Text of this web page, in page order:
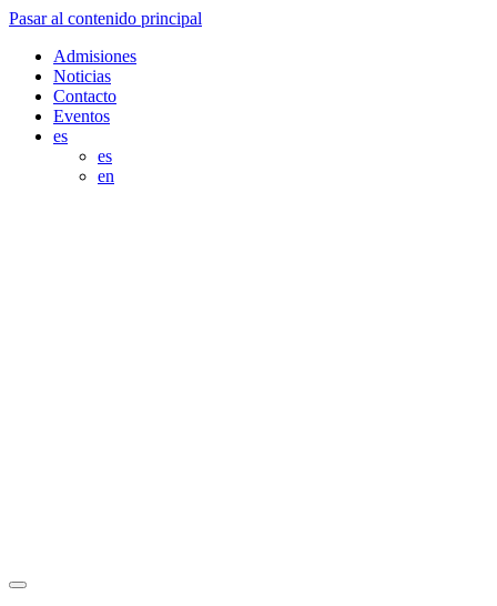
Pasar al contenido principal
Admisiones
Noticias
Contacto
Eventos
es
es
en